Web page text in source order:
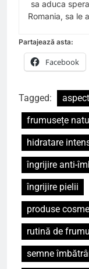
sa aduca
Romania, sa le
Partajează asta:
Facebook
Tagged:
frumusețe
hidratare
îngrijire anti-
îngrijire pielii
produse
rutină de
semne